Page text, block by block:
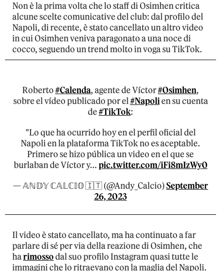
Non è la prima volta che lo staff di Osimhen critica
alcune scelte comunicative del club: dal profilo del
Napoli, di recente, è stato cancellato un altro video
in cui Osimhen veniva paragonato a una noce di
cocco, seguendo un trend molto in voga su TikTok.
Roberto#Calenda, agente de Víctor#Osimhen,
sobre el vídeo publicado por el#Napolien su cuenta
de#TikTok:
"Lo que ha ocurrido hoy en el perfil oficial del
Napoli en la plataforma TikTok no es aceptable.
Primero se hizo pública un video en el que se
burlaban de Víctor y…pic.twitter.com/iFi8mIzWy0
— 𝔸ℕ𝔻𝕐 ℂ𝔸𝕃ℂ𝕀𝕆 🇮🇹 (@Andy_Calcio)September
26, 2023
Il video è stato cancellato, ma ha continuato a far
parlare di sé per via della reazione di Osimhen, che
harimossodal suo profilo Instagram quasi tutte le
immagini che lo ritraevano con la maglia del Napoli.